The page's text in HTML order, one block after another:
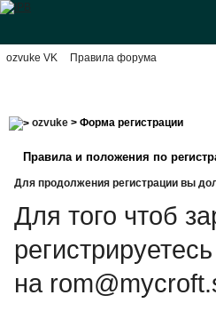
ozvuke VK Правила форума
ozvuke> Форма регистрации
Правила и положения по
Для продолжения регистрации вы
Для того чтоб
на